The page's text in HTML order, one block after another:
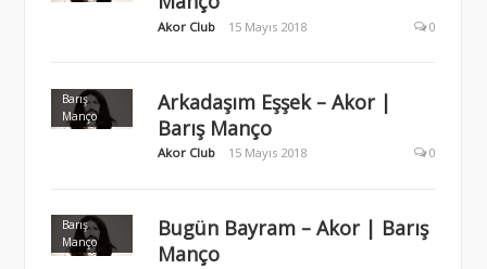
Akor Club 15 Mayıs 2018 0
Barış
Manço
Arkadaşım Eşşek – Akor |
Barış Manço
Akor Club 15 Mayıs 2018 0
Barış
Manço
Bugün Bayram – Akor | Barış
Manço